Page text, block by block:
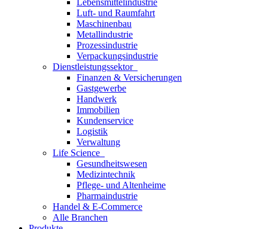
Lebensmittelindustrie
Luft- und Raumfahrt
Maschinenbau
Metallindustrie
Prozessindustrie
Verpackungsindustrie
Dienstleistungssektor
Finanzen & Versicherungen
Gastgewerbe
Handwerk
Immobilien
Kundenservice
Logistik
Verwaltung
Life Science
Gesundheitswesen
Medizintechnik
Pflege- und Altenheime
Pharmaindustrie
Handel & E-Commerce
Alle Branchen